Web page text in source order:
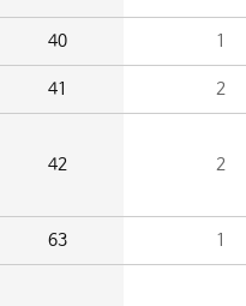
40 1
41 2
42 2
63 1